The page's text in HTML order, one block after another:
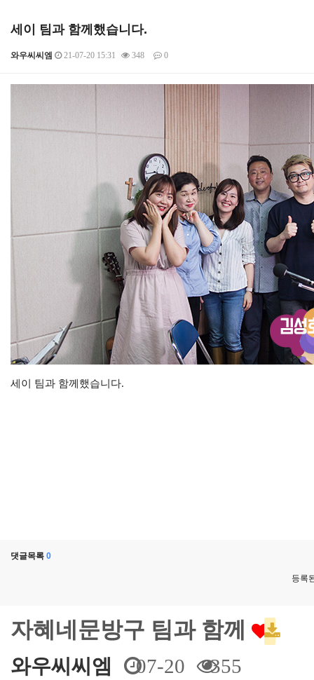
세이 팀과 함께했습니다.
와우씨씨엠 21-07-20 15:31 348 0
세이 팀과 함께했습니다.
댓글목록 0
등록
자혜네문방구 팀과 함께
와우씨씨엠 07-20 355